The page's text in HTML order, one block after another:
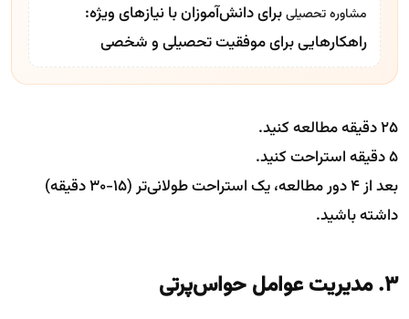
مشاوره تحصیلیبرای دانش‌آموزان با نیازهای ویژه:
راهکارهایی برای موفقیت تحصیلی و شخصی
۲۵ دقیقه مطالعه کنید.
۵ دقیقه استراحت کنید.
بعد از ۴ دور مطالعه، یک استراحت طولانی‌تر (۱۵-۳۰ دقیقه)
داشته باشید.
۳. مدیریت عوامل حواس‌پرتی